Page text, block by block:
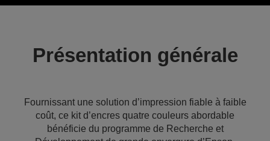
Présentation générale
Fournissant une solution d’impression fiable à faible
coût, ce kit d’encres quatre couleurs abordable
bénéficie du programme de Recherche et